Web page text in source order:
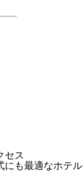
セス
にも最適なホテル